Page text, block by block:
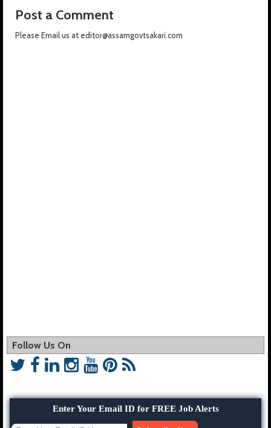
Post a Comment
Please Email us at editor@assamgovtsakari.com
Follow Us On
Enter Your Email ID for FREE Job Alerts